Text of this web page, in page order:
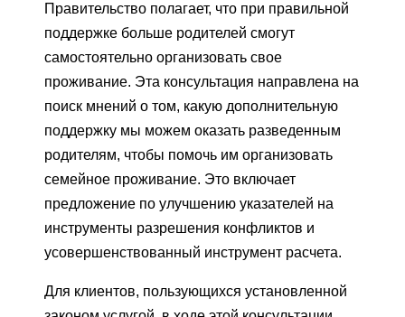
Правительство полагает, что при правильной
поддержке больше родителей смогут
самостоятельно организовать свое
проживание. Эта консультация направлена ​​на
поиск мнений о том, какую дополнительную
поддержку мы можем оказать разведенным
родителям, чтобы помочь им организовать
семейное проживание. Это включает
предложение по улучшению указателей на
инструменты разрешения конфликтов и
усовершенствованный инструмент расчета.
Для клиентов, пользующихся установленной